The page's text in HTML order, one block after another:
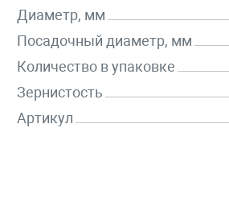
Диаметр, мм
Посадочный диаметр, мм
Количество в упаковке
Зернистость
Артикул